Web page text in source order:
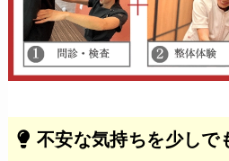
不安な気持ちを少しで